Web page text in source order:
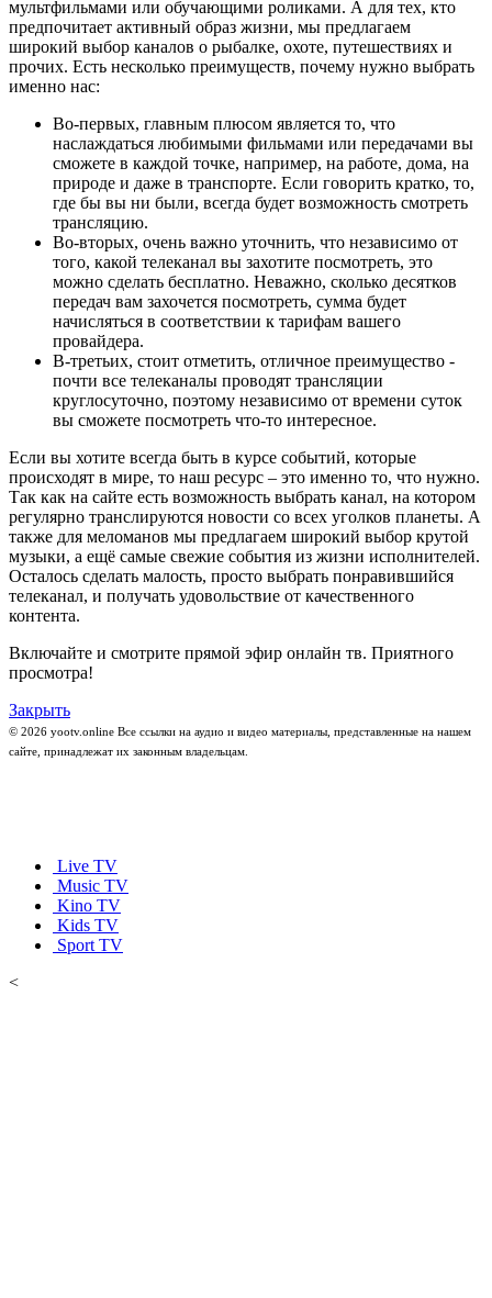
мультфильмами или обучающими роликами. А для тех, кто
предпочитает активный образ жизни, мы предлагаем
широкий выбор каналов о рыбалке, охоте, путешествиях и
прочих. Есть несколько преимуществ, почему нужно выбрать
именно нас:
Во-первых, главным плюсом является то, что
наслаждаться любимыми фильмами или передачами вы
сможете в каждой точке, например, на работе, дома, на
природе и даже в транспорте. Если говорить кратко, то,
где бы вы ни были, всегда будет возможность смотреть
трансляцию.
Во-вторых, очень важно уточнить, что независимо от
того, какой телеканал вы захотите посмотреть, это
можно сделать бесплатно. Неважно, сколько десятков
передач вам захочется посмотреть, сумма будет
начисляться в соответствии к тарифам вашего
провайдера.
В-третьих, стоит отметить, отличное преимущество -
почти все телеканалы проводят трансляции
круглосуточно, поэтому независимо от времени суток
вы сможете посмотреть что-то интересное.
Если вы хотите всегда быть в курсе событий, которые
происходят в мире, то наш ресурс – это именно то, что нужно.
Так как на сайте есть возможность выбрать канал, на котором
регулярно транслируются новости со всех уголков планеты. А
также для меломанов мы предлагаем широкий выбор крутой
музыки, а ещё самые свежие события из жизни исполнителей.
Осталось сделать малость, просто выбрать понравившийся
телеканал, и получать удовольствие от качественного
контента.
Включайте и смотрите прямой эфир онлайн тв. Приятного
просмотра!
Закрыть
© 2026 yootv.online Все ссылки на аудио и видео материалы, представленные на нашем
сайте, принадлежат их законным владельцам.
Live TV
Music TV
Kino TV
Kids TV
Sport TV
<